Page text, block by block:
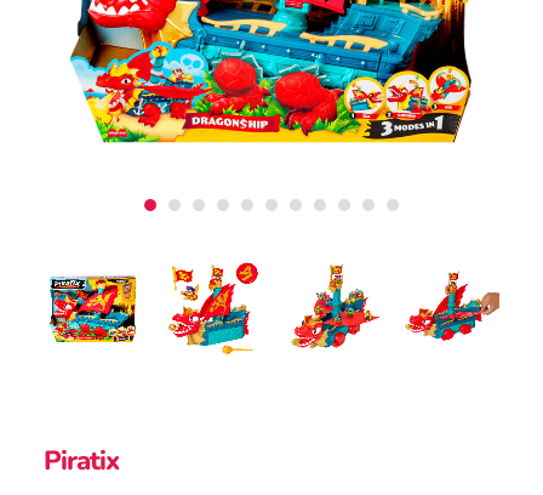
Contacto
Atención al consumidor
Careers
Intranet
Piratix